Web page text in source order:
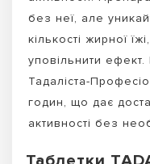
без неї, але
кількості жирної
уповільнити ефект.
Тадаліста-
годин, що дає
активності без